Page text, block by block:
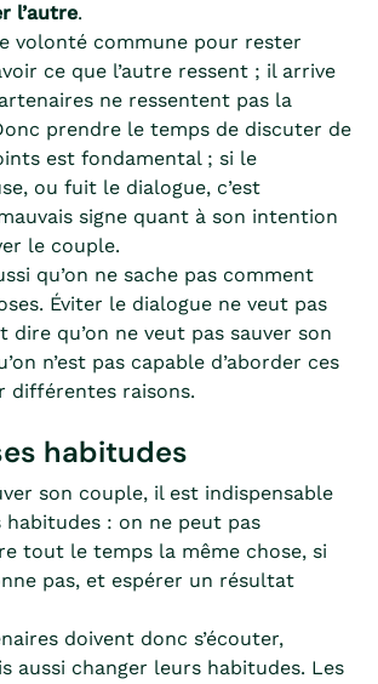
l’autre.
volonté commune pour rester
ce que l’autre ressent ; il arrive
ne ressentent pas la
prendre le temps de discuter de
est fondamental ; si le
ou fuit le dialogue, c’est
signe quant à son intention
le couple.
qu’on ne sache pas comment
Éviter le dialogue ne veut pas
dire qu’on ne veut pas sauver son
n’est pas capable d’aborder ces
différentes raisons.
habitudes
son couple, il est indispensable
habitudes : on ne peut pas
tout le temps la même chose, si
pas, et espérer un résultat
doivent donc s’écouter,
aussi changer leurs habitudes. Les